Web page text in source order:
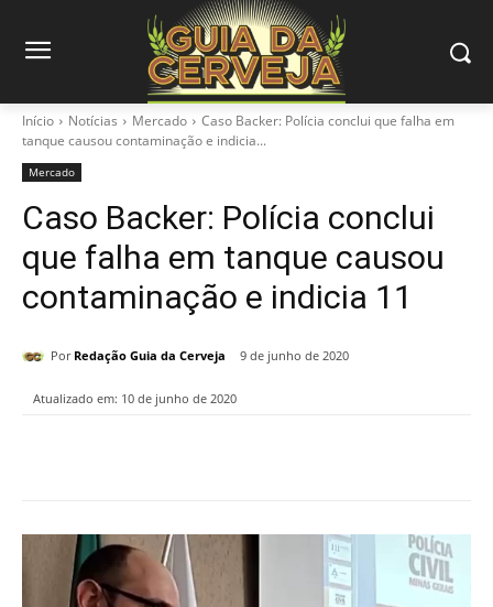
Início Notícias Mercado
Caso Backer: Polícia conclui que falha em
tanque causou contaminação e indicia...
Mercado
Caso Backer: Polícia conclui
que falha em tanque causou
contaminação e indicia 11
Por Redação Guia da Cerveja 9 de junho de 2020
Atualizado em: 10 de junho de 2020